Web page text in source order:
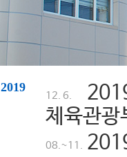
2019
12. 6.
체육관광
08.~11.